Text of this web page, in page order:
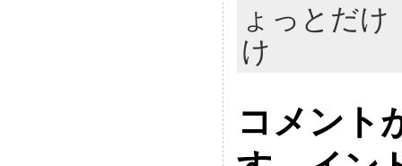
ょっとだけ
け
コメント